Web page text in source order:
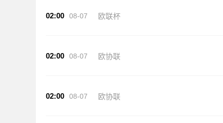
02:00 08-07 欧联杯
02:00 08-07 欧协联